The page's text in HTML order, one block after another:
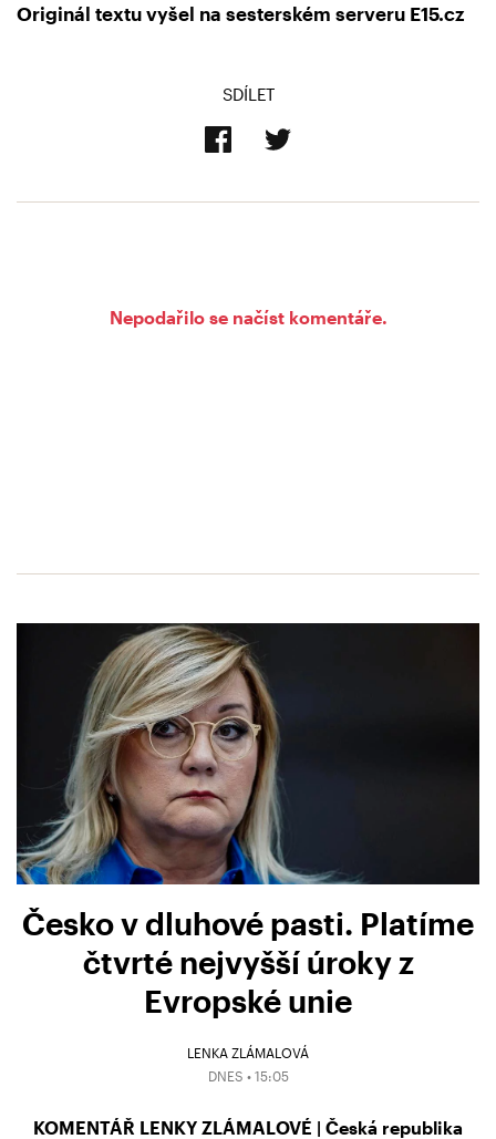
Originál textu vyšel na sesterském serveru E15.cz
SDÍLET
Nepodařilo se načíst komentáře.
Česko v dluhové pasti. Platíme
čtvrté nejvyšší úroky z
Evropské unie
LENKA ZLÁMALOVÁ
DNES • 15:05
KOMENTÁŘ LENKY ZLÁMALOVÉ | Česká republika